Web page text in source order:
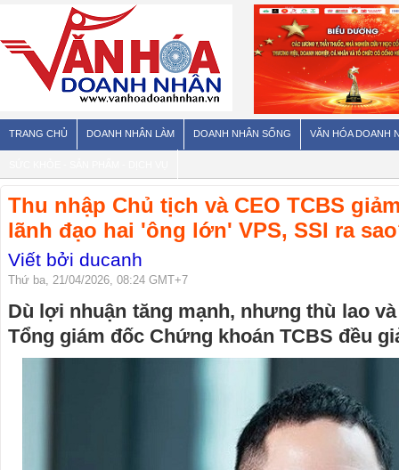
TRANG CHỦ DOANH NHÂN LÀM DOANH NHÂN SỐNG VĂN HÓA DOANH
Thu nhập Chủ tịch và CEO TCBS
lãnh đạo hai 'ông lớn' VPS, SSI ra
Viết bởi ducanh
Thứ ba, 21/04/2026, 08:24 GMT+7
Dù lợi nhuận tăng mạnh, nhưng thù lao
Tổng giám đốc Chứng khoán TCBS đều